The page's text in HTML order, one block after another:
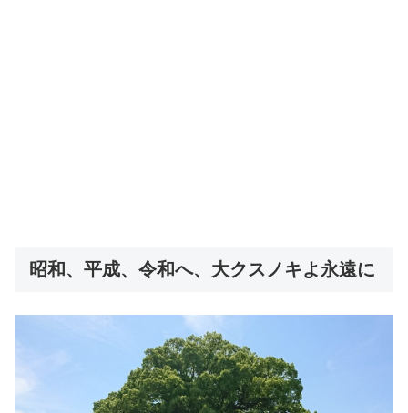
昭和、平成、令和へ、大クスノキよ永遠に